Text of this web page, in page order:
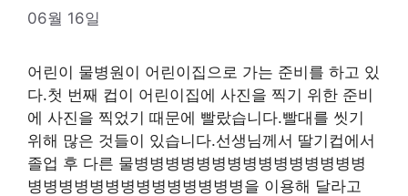
06월 16일
어린이 물병원이 어린이집으로 가는 준비를 하고 있
다.첫 번째 컵이 어린이집에 사진을 찍기 위한 준비
에 사진을 찍었기 때문에 빨랐습니다.빨대를 씻기
위해 많은 것들이 있습니다.선생님께서 딸기컵에서
졸업 후 다른 물병병병병병병병병병병병병병병병
병병병병병병병병병병병병병병을 이용해 달라고